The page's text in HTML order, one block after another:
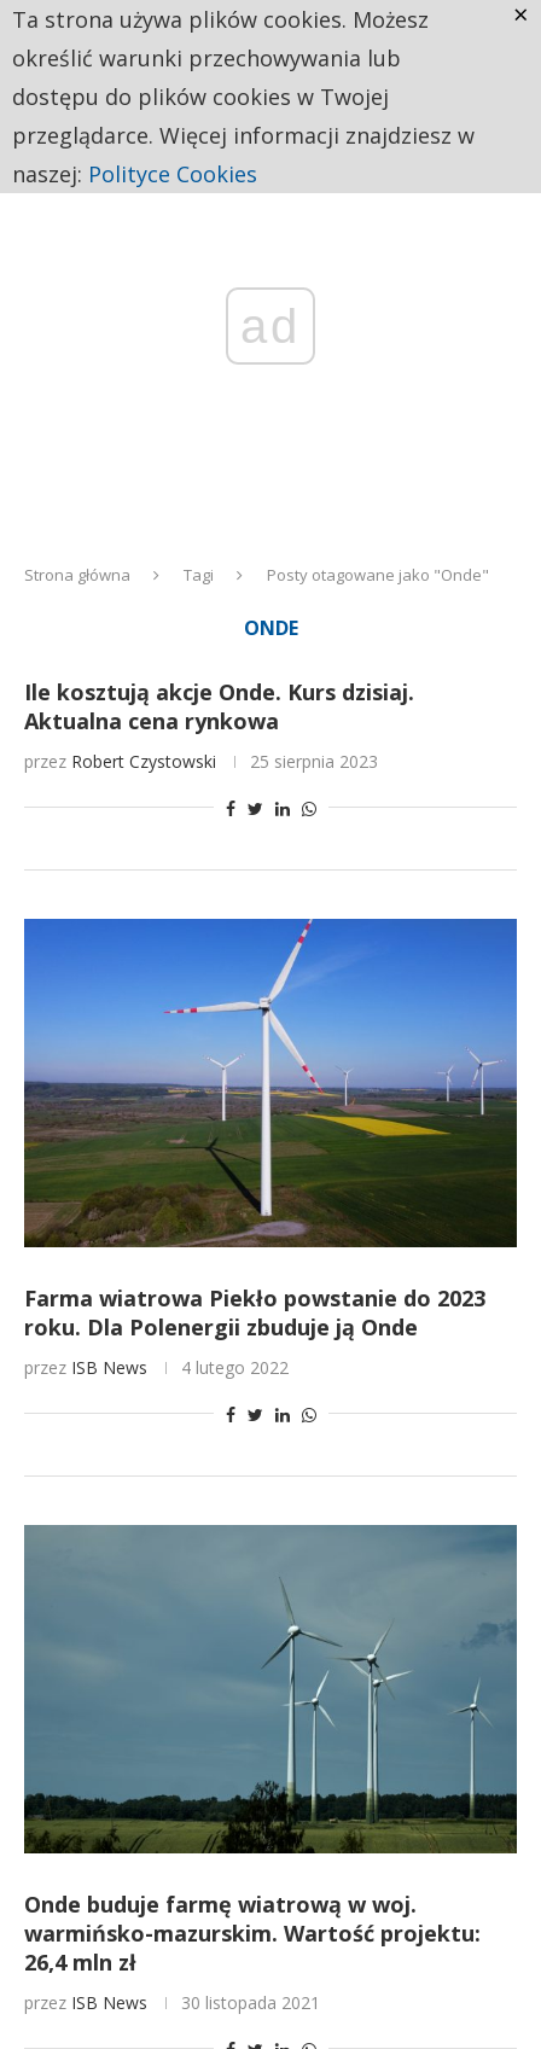
ad
Strona główna Tagi Posty otagowane jako "Onde"
ONDE
Ile kosztują akcje Onde. Kurs dzisiaj.
Aktualna cena rynkowa
przez Robert Czystowski 25 sierpnia 2023
Farma wiatrowa Piekło powstanie do 2023
roku. Dla Polenergii zbuduje ją Onde
przez ISB News 4 lutego 2022
Onde buduje farmę wiatrową w woj.
warmińsko-mazurskim. Wartość projektu:
26,4 mln zł
przez ISB News 30 listopada 2021
Ta strona używa plików cookies. Możesz
określić warunki przechowywania lub
dostępu do plików cookies w Twojej
przeglądarce. Więcej informacji znajdziesz w
naszej: Polityce Cookies
×